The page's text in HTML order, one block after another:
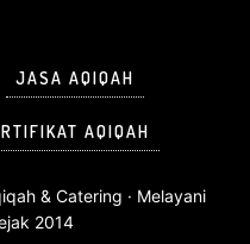
JASA AQIQAH
AQIQAH
& Catering · Melayani
2014